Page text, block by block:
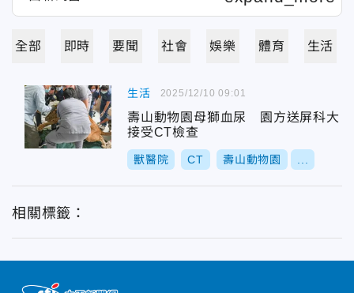
全部 即時 要聞 社會 娛樂 體育 生活
生活
壽山動物園母獅血尿 園方送屏科大
接受CT檢查
獸醫院 CT 壽山動物園
2025/12/10 09:01
相關標籤：